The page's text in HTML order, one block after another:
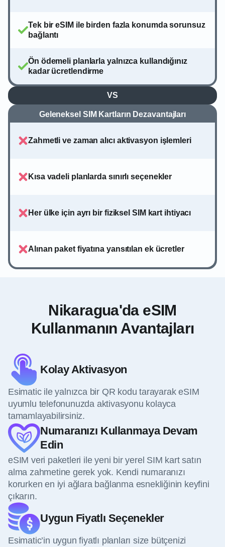
Tek bir eSIM ile birden fazla konumda sorunsuz
bağlantı
Ön ödemeli planlarla yalnızca kullandığınız
kadar ücretlendirme
VS
Geleneksel SIM Kartların Dezavantajları
Zahmetli ve zaman alıcı aktivasyon işlemleri
Kısa vadeli planlarda sınırlı seçenekler
Her ülke için ayrı bir fiziksel SIM kart ihtiyacı
Alınan paket fiyatına yansıtılan ek ücretler
Nikaragua'da eSIM
Kullanmanın Avantajları
Kolay Aktivasyon
Esimatic ile yalnızca bir QR kodu tarayarak eSIM
uyumlu telefonunuzda aktivasyonu kolayca
tamamlayabilirsiniz.
Numaranızı Kullanmaya Devam
Edin
eSIM veri paketleri ile yeni bir yerel SIM kart satın
alma zahmetine gerek yok. Kendi numaranızı
korurken en iyi ağlara bağlanma esnekliğinin keyfini
çıkarın.
Uygun Fiyatlı Seçenekler
Esimatic’in uygun fiyatlı planları size bütçenizi